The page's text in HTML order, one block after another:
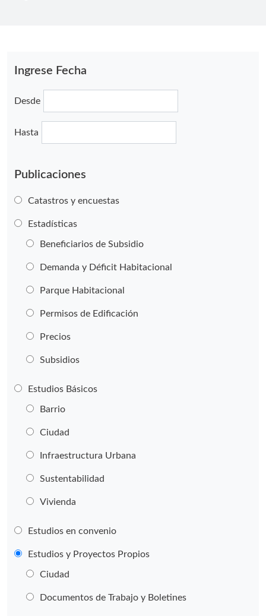
Ingrese Fecha
Desde
Hasta
Publicaciones
Catastros y encuestas
Estadísticas
Beneficiarios de Subsidio
Demanda y Déficit Habitacional
Parque Habitacional
Permisos de Edificación
Precios
Subsidios
Estudios Básicos
Barrio
Ciudad
Infraestructura Urbana
Sustentabilidad
Vivienda
Estudios en convenio
Estudios y Proyectos Propios
Ciudad
Documentos de Trabajo y Boletines